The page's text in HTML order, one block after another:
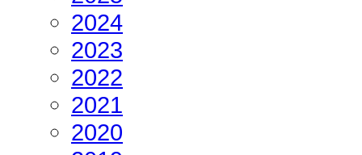
2024
2023
2022
2021
2020